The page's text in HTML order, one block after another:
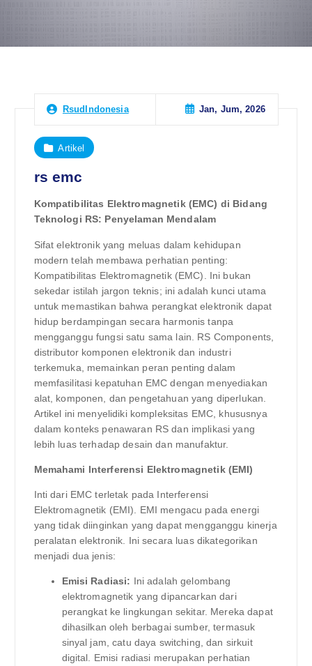
RsudIndonesia Jan, Jum, 2026
Artikel
rs emc
Kompatibilitas Elektromagnetik (EMC) di Bidang
Teknologi RS: Penyelaman Mendalam
Sifat elektronik yang meluas dalam kehidupan
modern telah membawa perhatian penting:
Kompatibilitas Elektromagnetik (EMC). Ini bukan
sekedar istilah jargon teknis; ini adalah kunci utama
untuk memastikan bahwa perangkat elektronik dapat
hidup berdampingan secara harmonis tanpa
mengganggu fungsi satu sama lain. RS Components,
distributor komponen elektronik dan industri
terkemuka, memainkan peran penting dalam
memfasilitasi kepatuhan EMC dengan menyediakan
alat, komponen, dan pengetahuan yang diperlukan.
Artikel ini menyelidiki kompleksitas EMC, khususnya
dalam konteks penawaran RS dan implikasi yang
lebih luas terhadap desain dan manufaktur.
Memahami Interferensi Elektromagnetik (EMI)
Inti dari EMC terletak pada Interferensi
Elektromagnetik (EMI). EMI mengacu pada energi
yang tidak diinginkan yang dapat mengganggu kinerja
peralatan elektronik. Ini secara luas dikategorikan
menjadi dua jenis:
Emisi Radiasi: Ini adalah gelombang
elektromagnetik yang dipancarkan dari
perangkat ke lingkungan sekitar. Mereka dapat
dihasilkan oleh berbagai sumber, termasuk
sinyal jam, catu daya switching, dan sirkuit
digital. Emisi radiasi merupakan perhatian